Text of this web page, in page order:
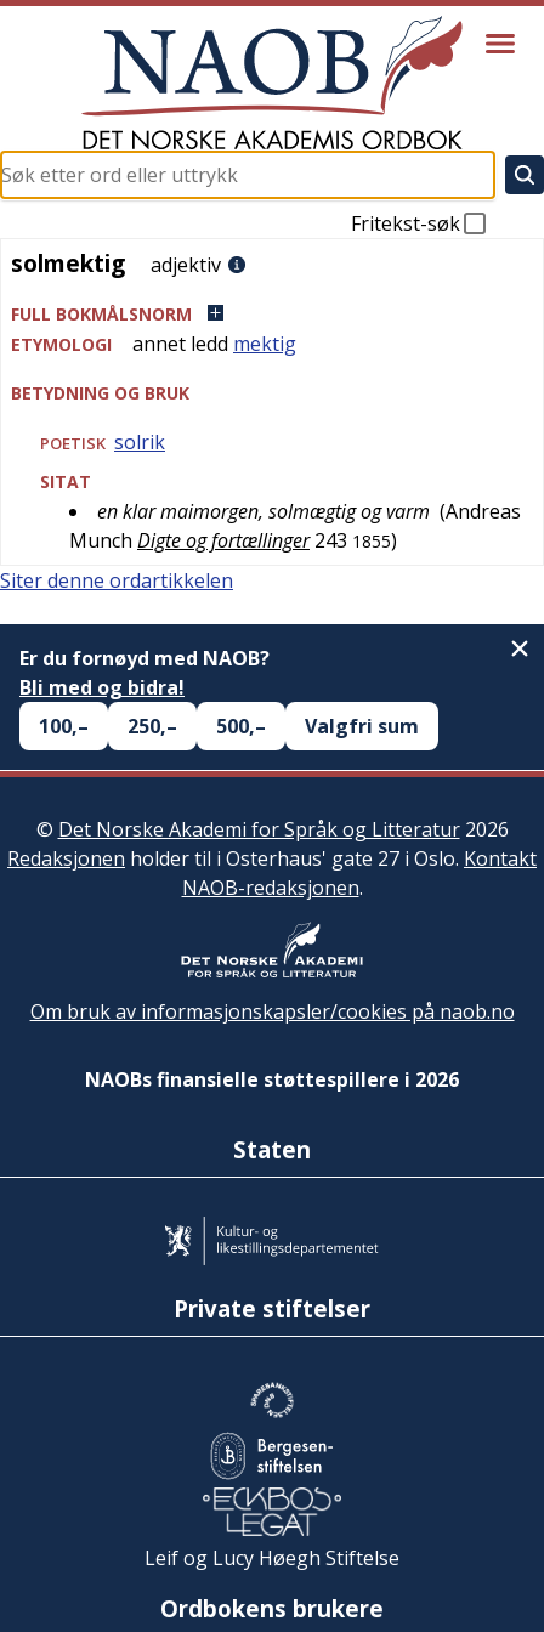
Fritekst-søk
solmektig
solmektig adjektiv
FULL BOKMÅLSNORM
ETYMOLOGI
annet ledd mektig
BETYDNING OG BRUK
POETISK solrik
SITAT
en klar maimorgen, solmægtig og varm (Andreas
Munch Digte og fortællinger 243 1855)
Siter denne ordartikkelen
Er du fornøyd med NAOB?
Bli med og bidra!
100,–
250,– 500,– Valgfri sum
© Det Norske Akademi for Språk og Litteratur2026
Redaksjonen holder til i Osterhaus' gate 27 i Oslo. Kontakt
NAOB-redaksjonen.
Om bruk av informasjonskapsler/cookies på naob.no
NAOBs finansielle støttespillere i 2026
Staten
Private stiftelser
Leif og Lucy Høegh Stiftelse
Ordbokens brukere